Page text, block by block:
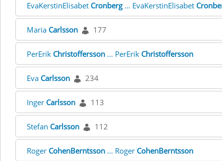
EvaKerstinElisabet Cronberg... EvaKerstinElisabet
Maria Carlsson 177
PerErik Christoffersson ... PerErik Christoffersson
Eva Carlsson 234
Inger Carlsson 113
Stefan Carlsson 112
Roger CohenBerntsson ... Roger CohenBerntsson